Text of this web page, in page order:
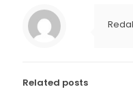
Related posts